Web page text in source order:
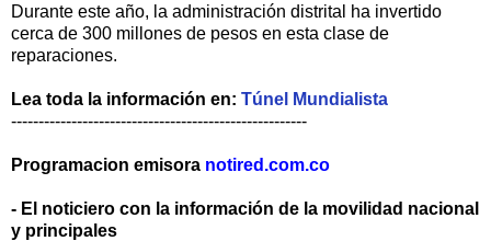
Durante este año, la administración distrital ha invertido
cerca de 300 millones de pesos en esta clase de
reparaciones.
Lea toda la información en: Túnel Mundialista
------------------------------------------------------
Programacion emisora notired.com.co
- El noticiero con la información de la movilidad nacional
y principales